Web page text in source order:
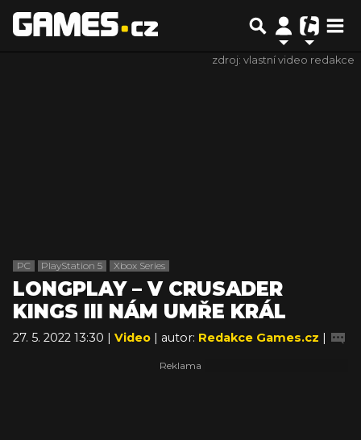
zdroj: vlastní video redakce
PC PlayStation 5 Xbox Series
LONGPLAY – V CRUSADER
KINGS III NÁM UMŘE KRÁL
27. 5. 2022 13:30 | Video | autor: Redakce Games.cz |